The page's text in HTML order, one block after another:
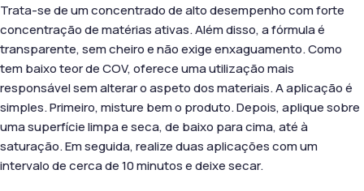
Trata-se de um concentrado de alto desempenho com forte
concentração de matérias ativas. Além disso, a fórmula é
transparente, sem cheiro e não exige enxaguamento. Como
tem baixo teor de COV, oferece uma utilização mais
responsável sem alterar o aspeto dos materiais. A aplicação é
simples. Primeiro, misture bem o produto. Depois, aplique sobre
uma superfície limpa e seca, de baixo para cima, até à
saturação. Em seguida, realize duas aplicações com um
intervalo de cerca de 10 minutos e deixe secar.